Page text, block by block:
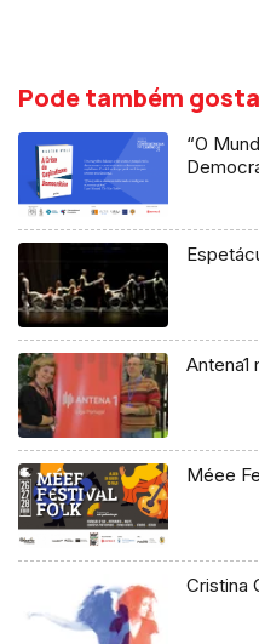
Pode também
“O
Antena1
Méee
Cristina